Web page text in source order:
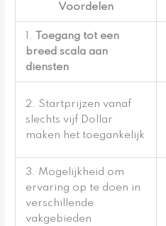
Voordelen
1.
Toegang tot een
breed scala aan
diensten
2. Startprijzen vanaf
slechts vijf Dollar
maken het toegankelijk
3. Mogelijkheid om
ervaring op te doen in
verschillende
vakgebieden